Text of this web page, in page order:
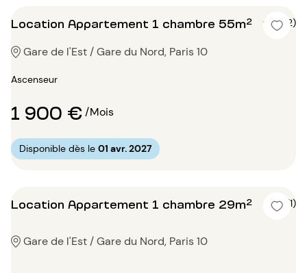
Location Appartement 1 chambre 55m² 5 (2)
Gare de l'Est / Gare du Nord, Paris 10
Ascenseur
1 900 €/Mois
Disponible dès le 01 avr. 2027
Location Appartement 1 chambre 29m² 4 (1)
Gare de l'Est / Gare du Nord, Paris 10